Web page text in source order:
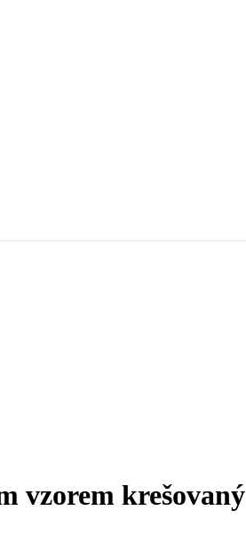
vzorem krešovaný